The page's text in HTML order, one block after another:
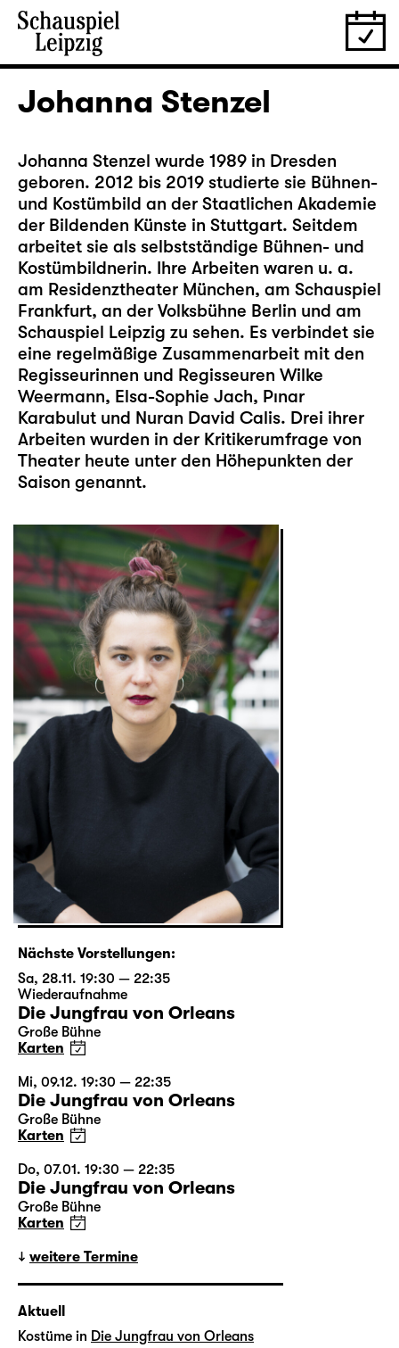
Johanna Stenzel
Johanna Stenzel wurde 1989 in Dresden
geboren. 2012 bis 2019 studierte sie Bühnen-
und Kostümbild an der Staatlichen Akademie
der Bildenden Künste in Stuttgart. Seitdem
arbeitet sie als selbstständige Bühnen- und
Kostümbildnerin. Ihre Arbeiten waren u. a.
am Residenztheater München, am Schauspiel
Frankfurt, an der Volksbühne Berlin und am
Schauspiel Leipzig zu sehen. Es verbindet sie
eine regelmäßige Zusammenarbeit mit den
Regisseurinnen und Regisseuren Wilke
Weermann, Elsa-Sophie Jach, Pınar
Karabulut und Nuran David Calis. Drei ihrer
Arbeiten wurden in der Kritikerumfrage von
Theater heute unter den Höhepunkten der
Saison genannt.
Nächste Vorstellungen:
Sa, 28.11. 19:30 — 22:35
Wiederaufnahme
Die Jungfrau von Orleans
Große Bühne
Karten
Mi, 09.12. 19:30 — 22:35
Die Jungfrau von Orleans
Große Bühne
Karten
Do, 07.01. 19:30 — 22:35
Die Jungfrau von Orleans
Große Bühne
Karten
weitere Termine
Aktuell
Kostüme in Die Jungfrau von Orleans